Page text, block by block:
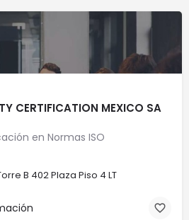
CERTIFICATION MEXICO SA
en Normas ISO
B 402 Plaza Piso 4 LT